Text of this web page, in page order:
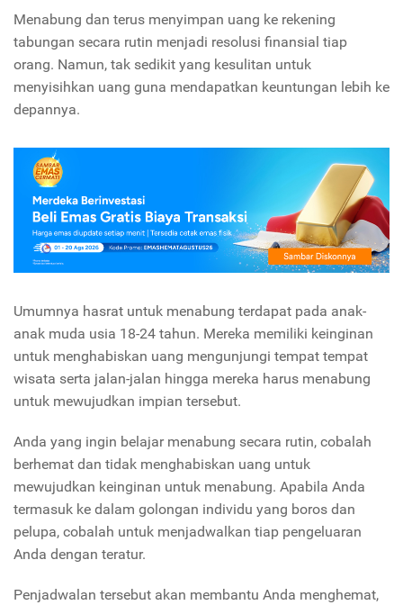
Menabung dan terus menyimpan uang ke rekening
tabungan secara rutin menjadi resolusi finansial tiap
orang. Namun, tak sedikit yang kesulitan untuk
menyisihkan uang guna mendapatkan keuntungan lebih ke
depannya.
Umumnya hasrat untuk menabung terdapat pada anak-
anak muda usia 18-24 tahun. Mereka memiliki keinginan
untuk menghabiskan uang mengunjungi tempat tempat
wisata serta jalan-jalan hingga mereka harus menabung
untuk mewujudkan impian tersebut.
Anda yang ingin belajar menabung secara rutin, cobalah
berhemat dan tidak menghabiskan uang untuk
mewujudkan keinginan untuk menabung. Apabila Anda
termasuk ke dalam golongan individu yang boros dan
pelupa, cobalah untuk menjadwalkan tiap pengeluaran
Anda dengan teratur.
Penjadwalan tersebut akan membantu Anda menghemat,